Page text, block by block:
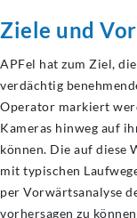
Ziele und
APFel hat zum Ziel,
verdächtig
Operator markiert
Kameras hinweg auf
können. Die auf diese
mit typischen
per Vorwärtsanalyse
vorhersagen zu